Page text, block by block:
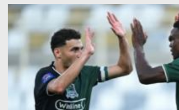
Спортивный
комментатор
Андронов
спрогнозировал,
кто
одержит
победу
в
матче
Канада